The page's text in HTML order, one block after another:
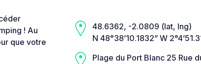
! Au
que votre
48.6362, -2.0809 (lat, lng)
N 48°38’10.1832” W
Plage du Port Blanc 25 Rue